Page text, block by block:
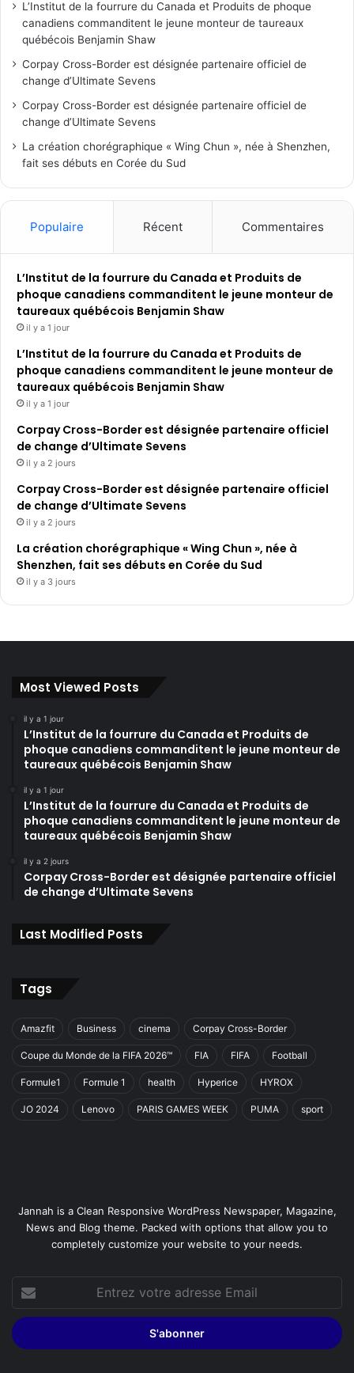
L’Institut de la fourrure du Canada et Produits de phoque
canadiens commanditent le jeune monteur de taureaux
québécois Benjamin Shaw
Corpay Cross-Border est désignée partenaire officiel de
change d’Ultimate Sevens
Corpay Cross-Border est désignée partenaire officiel de
change d’Ultimate Sevens
La création chorégraphique « Wing Chun », née à Shenzhen,
fait ses débuts en Corée du Sud
Populaire Récent Commentaires
L’Institut de la fourrure du Canada et Produits de
phoque canadiens commanditent le jeune monteur de
taureaux québécois Benjamin Shaw
il y a 1 jour
L’Institut de la fourrure du Canada et Produits de
phoque canadiens commanditent le jeune monteur de
taureaux québécois Benjamin Shaw
il y a 1 jour
Corpay Cross-Border est désignée partenaire officiel
de change d’Ultimate Sevens
il y a 2 jours
Corpay Cross-Border est désignée partenaire officiel
de change d’Ultimate Sevens
il y a 2 jours
La création chorégraphique « Wing Chun », née à
Shenzhen, fait ses débuts en Corée du Sud
il y a 3 jours
Most Viewed Posts
il y a 1 jour
L’Institut de la fourrure du Canada et Produits de
phoque canadiens commanditent le jeune monteur de
taureaux québécois Benjamin Shaw
il y a 1 jour
L’Institut de la fourrure du Canada et Produits de
phoque canadiens commanditent le jeune monteur de
taureaux québécois Benjamin Shaw
il y a 2 jours
Corpay Cross-Border est désignée partenaire officiel
de change d’Ultimate Sevens
Last Modified Posts
Tags
Amazfit Business cinema Corpay Cross-Border
Coupe du Monde de la FIFA 2026™ FIA FIFA Football
Formule1 Formule 1 health Hyperice HYROX
JO 2024 Lenovo PARIS GAMES WEEK PUMA sport
Jannah is a Clean Responsive WordPress Newspaper, Magazine,
News and Blog theme. Packed with options that allow you to
completely customize your website to your needs.
votre
adresse
Email